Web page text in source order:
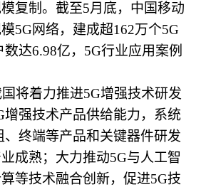
复制。截至5月底，中国移动
5G网络，建成超162万个5G
达6.98亿，5G行业应用案例
将着力推进5G增强技术研发
增强技术产品供给能力，系统
、终端等产品和关键器件研发
成熟；大力推动5G与人工智
等技术融合创新，促进5G技